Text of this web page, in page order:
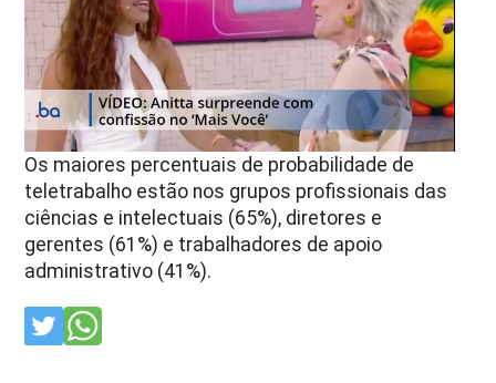
Os maiores percentuais de probabilidade de
teletrabalho estão nos grupos profissionais das
ciências e intelectuais (65%), diretores e
gerentes (61%) e trabalhadores de apoio
administrativo (41%).